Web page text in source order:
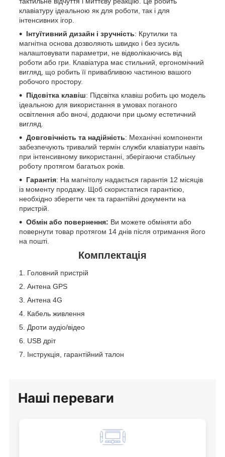
клавіатуру ідеальною як для роботи, так і для
інтенсивних ігор.
Інтуїтивний дизайн і зручність: Крутилки та
магнітна основа дозволяють швидко і без зусиль
налаштовувати параметри, не відволікаючись від
роботи або гри. Клавіатура має стильний, ергономічний
вигляд, що робить її привабливою частиною вашого
робочого простору.
Підсвітка клавіш: Підсвітка клавіш робить цю модель
ідеальною для використання в умовах поганого
освітлення або вночі, додаючи при цьому естетичний
вигляд.
Довговічність та надійність: Механічні компоненти
забезпечують тривалий термін служби клавіатури навіть
при інтенсивному використанні, зберігаючи стабільну
роботу протягом багатьох років.
Гарантія: На магнітолу надається гарантія 12 місяців
із моменту продажу. Щоб скористатися гарантією,
необхідно зберегти чек та гарантійні документи на
пристрій.
Обмін або повернення: Ви можете обміняти або
повернути товар протягом 14 днів після отримання його
на пошті.
Комплектація
Головний пристрій
Антена GPS
Антена 4G
Кабель живлення
Дроти аудіо/відео
USB дріт
Інструкція, гарантійний талон
Наші переваги